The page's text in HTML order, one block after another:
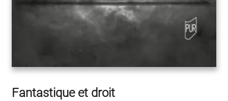
Fantastique et droit